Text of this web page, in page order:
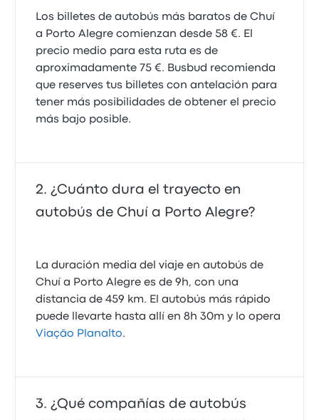
Los billetes de autobús más baratos de Chuí
a Porto Alegre comienzan desde 58 €. El
precio medio para esta ruta es de
aproximadamente 75 €. Busbud recomienda
que reserves tus billetes con antelación para
tener más posibilidades de obtener el precio
más bajo posible.
¿Cuánto dura el trayecto en
autobús de Chuí a Porto Alegre?
La duración media del viaje en autobús de
Chuí a Porto Alegre es de 9h, con una
distancia de 459 km. El autobús más rápido
puede llevarte hasta allí en 8h 30m y lo opera
Viação Planalto.
¿Qué compañías de autobús